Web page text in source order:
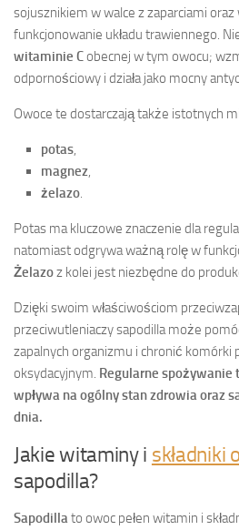
sojusznikiem w walce z zaparciami oraz
funkcjonowanie układu trawiennego.
witaminie Cobecnej w tym owocu;
odpornościowy i działa jako mocny
Owoce te dostarczają także istotnych
potas,
magnez,
żelazo.
Potas ma kluczowe znaczenie dla
natomiast odgrywa ważną rolę w
Żelazoz kolei jest niezbędne do
Dzięki swoim właściwościom
przeciwutleniaczy sapodilla może
zapalnych organizmu i chronić komórki
oksydacyjnym. Regularne spożywanie
wpływa na ogólny stan zdrowia oraz
dnia.
Jakie witaminy i składniki
sapodilla?
Sapodillato owoc pełen witamin i